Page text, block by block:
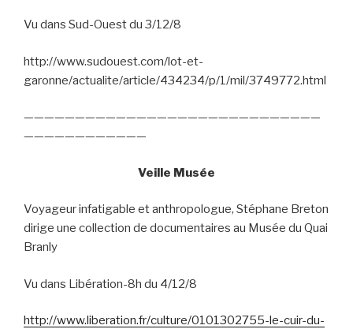
Vu dans Sud-Ouest du 3/12/8
http://www.sudouest.com/lot-et-
garonne/actualite/article/434234/p/1/mil/3749772.html
—————————————————————————————
————————————
Veille Musée
Voyageur infatigable et anthropologue, Stéphane Breton
dirige une collection de documentaires au Musée du Quai
Branly
Vu dans Libération-8h du 4/12/8
http://www.liberation.fr/culture/0101302755-le-cuir-du-